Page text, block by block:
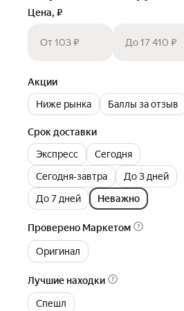
Цена, ₽
От 103 ₽ До 17 410 ₽
Акции
Ниже рынка
Баллы за отзыв
Срок доставки
Экспресс
Сегодня
Сегодня‐завтра
До 3 дней
До 7 дней
Неважно
Проверено Маркетом
Оригинал
Лучшие находки
Спешл